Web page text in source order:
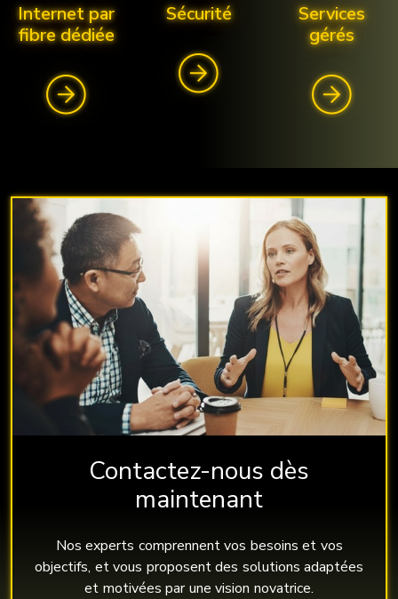
Internet par
fibre dédiée
Sécurité
Services
gérés
Contactez-nous dès
maintenant
Nos experts comprennent vos besoins et vos
objectifs, et vous proposent des solutions adaptées
et motivées par une vision novatrice.